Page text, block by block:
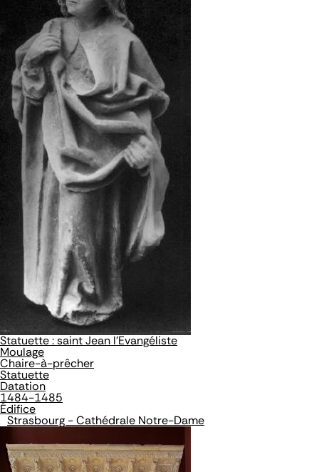
Statuette : saint Jean l'Evangéliste
Moulage
Chaire-à-prêcher
Statuette
Datation
1484-1485
Édifice
Strasbourg - Cathédrale Notre-Dame